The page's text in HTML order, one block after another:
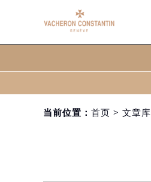
当前位置： 首页 > 文章库